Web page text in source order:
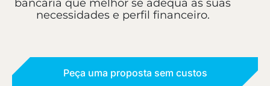
bancária que melhor se adequa às suas
necessidades e perfil financeiro.
Peça uma proposta sem custos